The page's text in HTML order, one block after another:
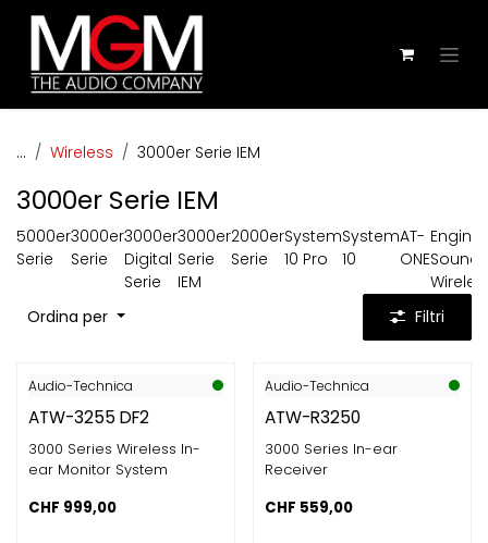
Passa al contenuto
... Wireless 3000er Serie IEM
3000er Serie IEM
5000er
Serie
3000er
Serie
3000er
Digital
Serie
3000er
Serie
IEM
2000er
Serie
System
10 Pro
System
10
AT-
ONESound
Ordina per
Filtri
Audio-Technica
ATW-3255 DF2
3000 Series Wireless In-
ear Monitor System
CHF 999,00
Audio-Technica
ATW-R3250
3000 Series In-ear
Receiver
CHF 559,00